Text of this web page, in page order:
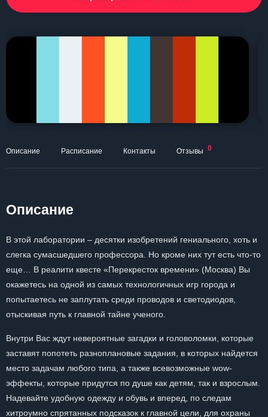
Описание Расписание Контакты Отзывы 0
Описание
В этой лаборатории – десятки изобретений гениального, хоть и
слегка сумасшедшего профессора. Но кроме них тут есть что-то
еще… В реалити квесте «Перекресток времени» (Москва) Вы
окажетесь на одной из самых технологичных игр города и
попытаетесь не заплутать среди проводов и светодиодов,
отыскивая путь к главной тайне ученого.
Внутри Вас ждут невероятные загадки и головоломки, которые
заставят попотеть разноплановые задания, в которых найдется
место задачам любого типа, а также всевозможные wow-
эффекты, которые придутся по душе как детям, так и взрослым.
Надевайте удобную одежду и обувь и вперед, по следам
хитроумно спрятанных подсказок к главной цели, для охраны